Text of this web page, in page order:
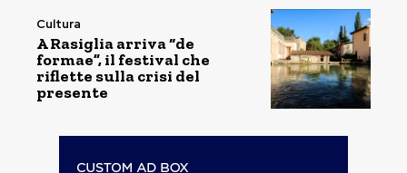
Cultura
A Rasiglia arriva “de
formae”, il festival che
riflette sulla crisi del
presente